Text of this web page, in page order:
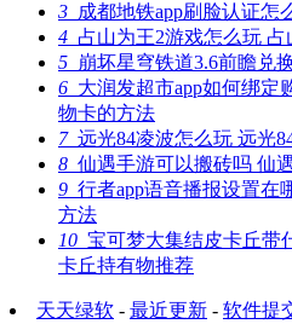
3 成都地铁app刷脸认证怎
4 占山为王2游戏怎么玩
5 崩坏星穹铁道3.6前瞻兑
6 大润发超市app如何绑定
物卡的方法
7远光84凌波怎么玩 远光
8 仙遇手游可以搬砖吗 仙
9 行者app语音播报设置在
方法
10 宝可梦大集结皮卡丘带
卡丘持有物推荐
天天绿软 - 最近更新 - 软件提